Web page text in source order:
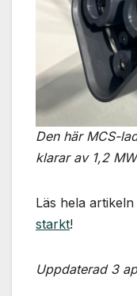
Den här MCS-
klarar av 1,2
Läs hela
starkt!
Uppdaterad 3